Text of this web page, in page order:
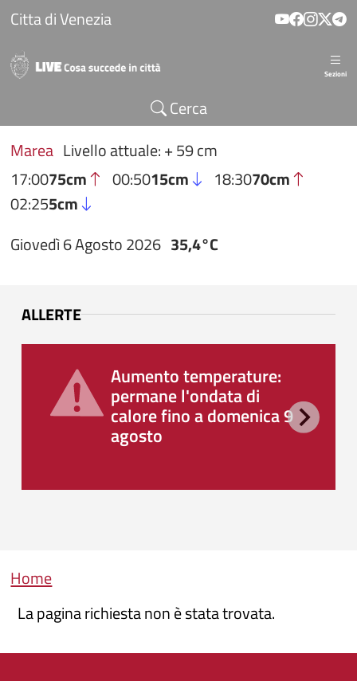
Salta al contenuto principale
Citta di Venezia
Sezioni
Cerca
Marea Livello attuale: + 59 cm
17:0075cm 00:5015cm 18:3070cm
02:255cm
Giovedì 6 Agosto 2026 35,4°C
ALLERTE
Aumento temperature:
permane l'ondata di
calore fino a domenica 9
agosto
Briciole di pane
Home
La pagina richiesta non è stata trovata.